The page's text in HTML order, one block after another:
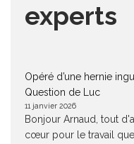
experts
Opéré d’une hernie
Question de Luc
11 janvier 2026
Bonjour Arnaud, tout
cœur pour le travail que